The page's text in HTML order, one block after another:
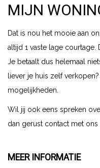
MIJN
Dat is nou het mooie aan
altijd 1 vaste lage courtage.
Je betaalt dus helemaal
liever je huis zelf
mogelijkheden.
Wil jij ook eens spreken
dan gerust contact met ons
MEER INFORMATIE